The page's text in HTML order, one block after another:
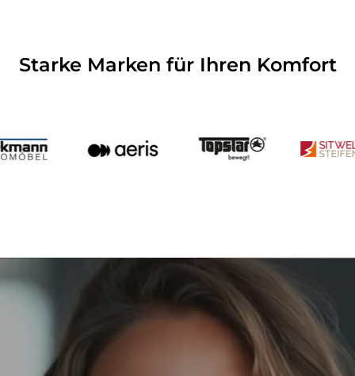
Starke Marken für Ihren Komfort